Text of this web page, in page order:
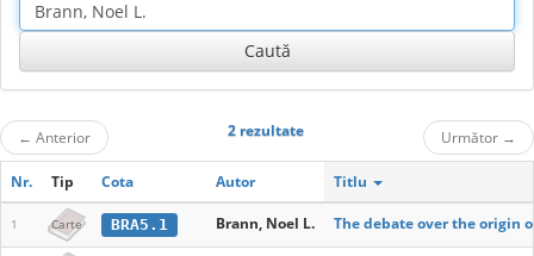
← Anterior 2 rezultate Următor →
Nr. Tip Cota Autor Titlu
1 Carte BRA5.1 Brann, Noel L. The debate over the origin